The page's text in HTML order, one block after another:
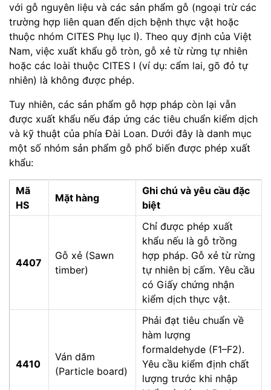
với gỗ nguyên liệu và các sản phẩm gỗ (ngoại trừ các
trường hợp liên quan đến dịch bệnh thực vật hoặc
thuộc nhóm CITES Phụ lục I). Theo quy định của Việt
Nam, việc xuất khẩu gỗ tròn, gỗ xẻ từ rừng tự nhiên
hoặc các loài thuộc CITES I (ví dụ: cẩm lai, gõ đỏ tự
nhiên) là không được phép.
Tuy nhiên, các sản phẩm gỗ hợp pháp còn lại vẫn
được xuất khẩu nếu đáp ứng các tiêu chuẩn kiểm dịch
và kỹ thuật của phía Đài Loan. Dưới đây là danh mục
một số nhóm sản phẩm gỗ phổ biến được phép xuất
khẩu:
Mã
HS
Mặt hàng
Ghi chú và yêu cầu đặc
biệt
4407
Gỗ xẻ (Sawn
timber)
Chỉ được phép xuất
khẩu nếu là gỗ trồng
hợp pháp. Gỗ xẻ từ rừng
tự nhiên bị cấm. Yêu cầu
có Giấy chứng nhận
kiểm dịch thực vật.
4410
Ván dăm
(Particle board)
Phải đạt tiêu chuẩn về
hàm lượng
formaldehyde (F1–F2).
Yêu cầu kiểm định chất
lượng trước khi nhập